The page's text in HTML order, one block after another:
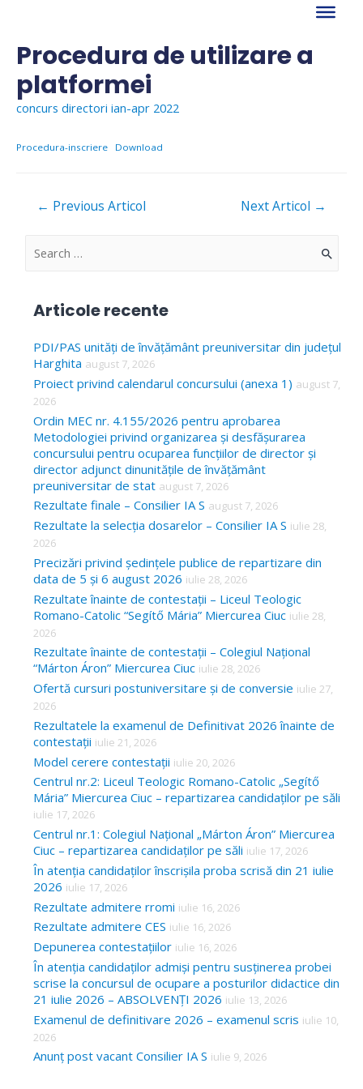
contentProcedura de utilizare a
platformei
concurs directori ian-apr 2022
Procedura-inscriere Download
Navigare
← Previous Articol Next Articol →
S
c
h
f
o
r
Articole recente
PDI/PAS unități de învățământ preuniversitar din județul
Harghita august 7, 2026
Proiect privind calendarul concursului (anexa 1) august 7,
2026
Ordin MEC nr. 4.155/2026 pentru aprobarea
Metodologiei privind organizarea și desfășurarea
concursului pentru ocuparea funcțiilor de director și
director adjunct dinunitățile de învățământ
preuniversitar de stat august 7, 2026
Rezultate finale – Consilier IA S august 7, 2026
Rezultate la selecția dosarelor – Consilier IA S iulie 28,
2026
Precizări privind ședințele publice de repartizare din
data de 5 și 6 august 2026 iulie 28, 2026
Rezultate înainte de contestații – Liceul Teologic
Romano-Catolic “Segítő Mária” Miercurea Ciuc iulie 28,
2026
Rezultate înainte de contestații – Colegiul Național
“Márton Áron” Miercurea Ciuc iulie 28, 2026
Ofertă cursuri postuniversitare și de conversie iulie 27,
2026
Rezultatele la examenul de Definitivat 2026 înainte de
contestații iulie 21, 2026
Model cerere contestații iulie 20, 2026
Centrul nr.2: Liceul Teologic Romano-Catolic „Segítő
Mária” Miercurea Ciuc – repartizarea candidaților pe săli
iulie 17, 2026
Centrul nr.1: Colegiul Național „Márton Áron” Miercurea
Ciuc – repartizarea candidaților pe săli iulie 17, 2026
În atenția candidaților înscrișila proba scrisă din 21 iulie
2026 iulie 17, 2026
Rezultate admitere rromi iulie 16, 2026
Rezultate admitere CES iulie 16, 2026
Depunerea contestațiilor iulie 16, 2026
În atenția candidaților admiși pentru susținerea probei
scrise la concursul de ocupare a posturilor didactice din
21 iulie 2026 – ABSOLVENȚI 2026 iulie 13, 2026
Examenul de definitivare 2026 – examenul scris iulie 10,
2026
Anunț post vacant Consilier IA S iulie 9, 2026